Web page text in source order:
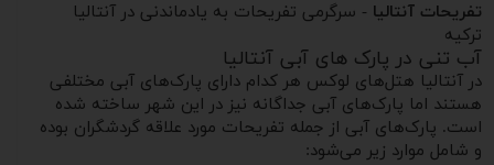
تفریحات آنتالیا - سرگرمی تفریحات به یادماندنی در آنتالیا
ترکیه
آب تنی در پارک های آبی آنتالیا
در آنتالیا هتل‌های لوکس هر کدام دارای پارک‌های آبی مختلفی
هستند اما پارک‌های آبی جداگانه نیز در این شهر ساخته شده
است. پارک‌های آبی از جمله تفریحات مورد علاقه گردشگران بوده
و شامل موارد زیر می‌شود: